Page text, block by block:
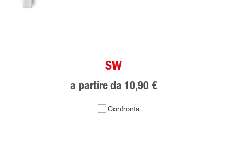
SW
a partire da 10,90 €
Confronta